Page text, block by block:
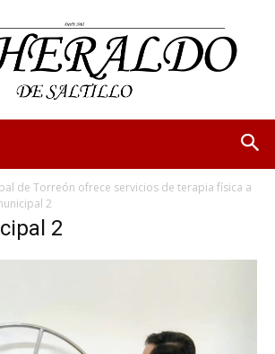
de Torreón ofrece servicios de terapia física a
2
2